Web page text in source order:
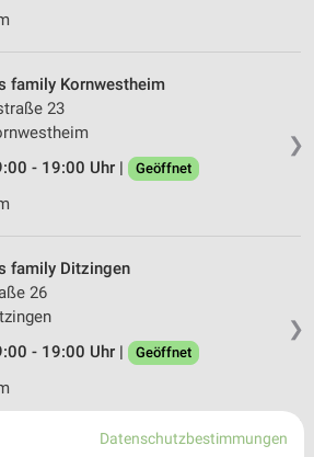
❯
family Kornwestheim
23
- 19:00 Uhr |
Geöffnet
❯
family Ditzingen
26
- 19:00 Uhr |
Geöffnet
Datenschutzbestimmungen